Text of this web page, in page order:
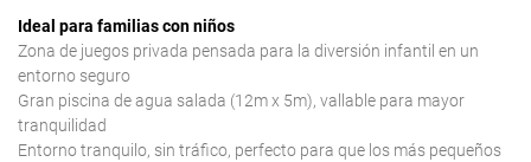
Ideal para familias con niños
Zona de juegos privada pensada para la diversión infantil en un
entorno seguro
Gran piscina de agua salada (12m x 5m), vallable para mayor
tranquilidad
Entorno tranquilo, sin tráfico, perfecto para que los más pequeños